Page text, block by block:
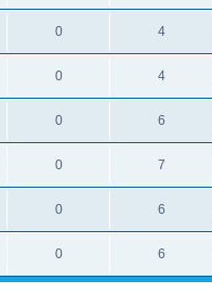
0 4
0 4
0 6
0 7
0 6
0 6